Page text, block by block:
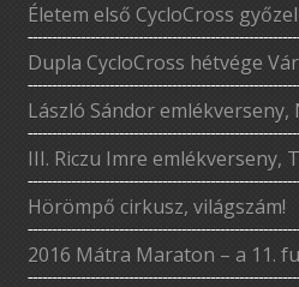
Életem első CycloCross
Dupla CycloCross hétvége
László Sándor emlékverseny,
III. Riczu Imre emlékverseny,
Hörömpő cirkusz, világszám!
2016 Mátra Maraton – a 11.